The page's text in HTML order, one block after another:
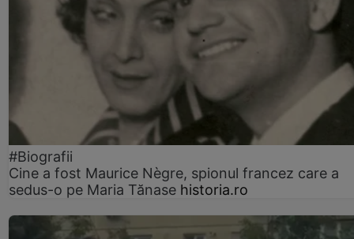
#Biografii
Cine a fost Maurice Nègre, spionul francez care a
sedus-o pe Maria Tănase historia.ro